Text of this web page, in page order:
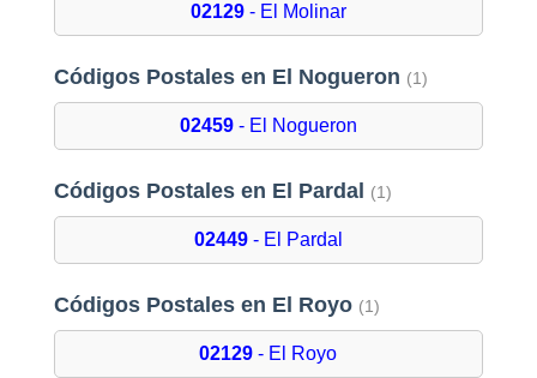
02129- El Molinar
Códigos Postales en El Nogueron (1)
02459- El Nogueron
Códigos Postales en El Pardal (1)
02449- El Pardal
Códigos Postales en El Royo (1)
02129 - El Royo